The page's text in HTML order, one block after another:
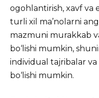
ogohlantirish, xavf va
turli xil ma’nolarni
mazmuni murakkab
bo‘lishi mumkin,
individual tajribalar va
bo‘lishi mumkin.